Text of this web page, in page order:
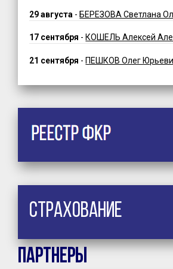
29 августа - БЕРЕЗОВА Светлана
17 сентября - КОШЕЛЬ Алексей
21 сентября -ПЕШКОВ Олег
Страхование
Партнеры